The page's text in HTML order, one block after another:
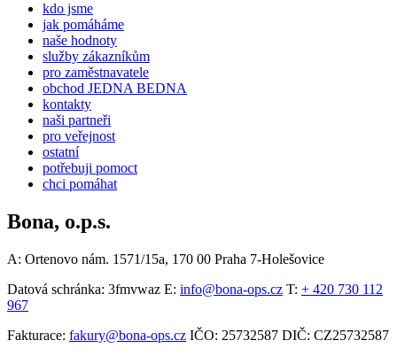
kdo jsme
jak pomáháme
naše hodnoty
služby zákazníkům
pro zaměstnavatele
obchod JEDNA BEDNA
kontakty
naši partneři
pro veřejnost
ostatní
potřebuji pomoct
chci pomáhat
Bona, o.p.s.
A: Ortenovo nám. 1571/15a, 170 00 Praha 7-Holešovice
Datová schránka: 3fmvwaz E: info@bona-ops.cz T: + 420 730 112
967
Fakturace: fakury@bona-ops.cz IČO: 25732587 DIČ: CZ25732587